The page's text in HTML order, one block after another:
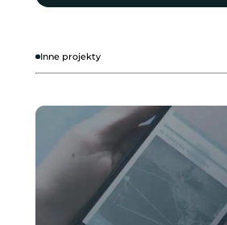
Inne projekty